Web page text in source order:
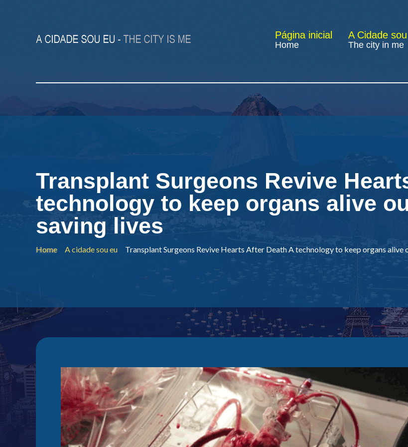
Página inicial
Home
A Cidade
The city in me
Transplant Surgeons Revive
technology to keep organs alive
saving lives
Home A cidade sou eu Transplant Surgeons Revive Hearts After Death A technology to keep organs alive